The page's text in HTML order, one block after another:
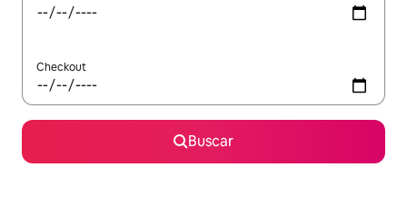
Checkout
Buscar